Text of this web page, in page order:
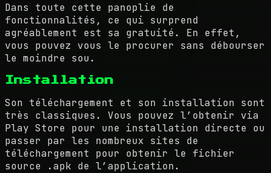
Dans toute cette panoplie de
fonctionnalités, ce qui surprend
agréablement est sa gratuité. En effet,
vous pouvez vous le procurer sans débourser
le moindre sou.
Installation
Son téléchargement et son installation sont
très classiques. Vous pouvez l’obtenir via
Play Store pour une installation directe ou
passer par les nombreux sites de
téléchargement pour obtenir le fichier
source .apk de l’application.